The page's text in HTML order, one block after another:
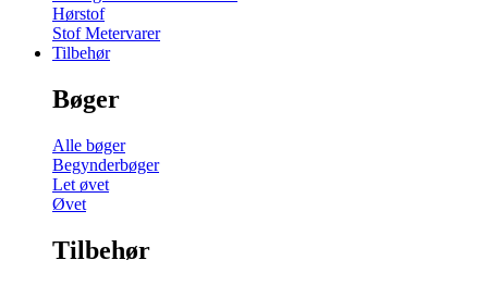
Hørstof
Stof Metervarer
Tilbehør
Bøger
Alle bøger
Begynderbøger
Let øvet
Øvet
Tilbehør